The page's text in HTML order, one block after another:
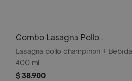
Combo Lasagna Pollo
Champiñón
Lasagna pollo champiñón + Bebida
400 ml.
$ 38.900